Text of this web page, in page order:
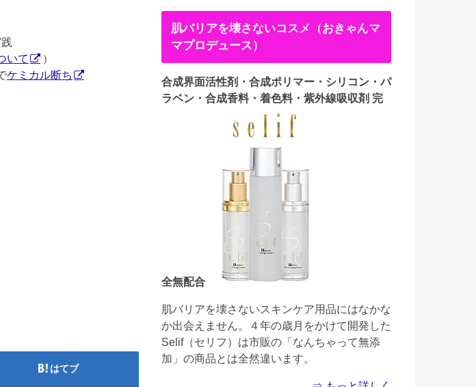
いて
）
ケミカル断ち
はてブ
肌バリアを壊さないコスメ（おきゃんマ
マプロデュース）
合成界面活性剤・合成ポリマー・シリコン・パ
ラベン・合成香料・着色料・紫外線吸収剤 完
全無配合
肌バリアを壊さないスキンケア用品にはなかな
か出会えません。４年の歳月をかけて開発した
Selif（セリフ）は市販の「なんちゃって無添
加」の商品とは全然違います。